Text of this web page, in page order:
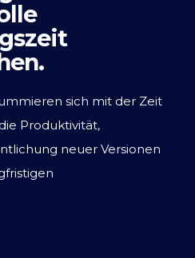
sich mit der Zeit
Produktivität,
neuer Versionen